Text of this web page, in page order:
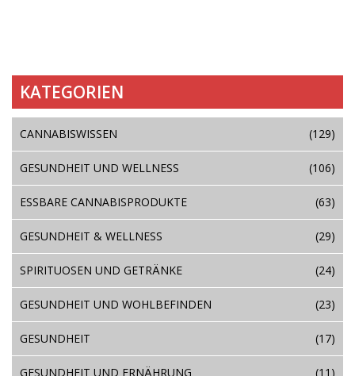
KATEGORIEN
CANNABISWISSEN (129)
GESUNDHEIT UND WELLNESS (106)
ESSBARE CANNABISPRODUKTE (63)
GESUNDHEIT & WELLNESS (29)
SPIRITUOSEN UND GETRÄNKE (24)
GESUNDHEIT UND WOHLBEFINDEN (23)
GESUNDHEIT (17)
GESUNDHEIT UND ERNÄHRUNG (11)